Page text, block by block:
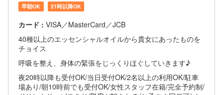
早朝OK 21時以降OK
カード : VISA／MasterCard／JCB
40種以上のエッセンシャルオイルから貴女にあったものを
チョイス
呼吸を整え、身体の緊張をじっくりほぐしていきます♪
夜20時以降も受付OK/当日受付OK/2名以上の利用OK/駐車
場あり/朝10時前でも受付OK/女性スタッフ在籍/完全予約制/